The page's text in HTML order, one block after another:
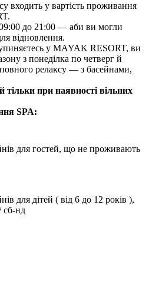
входить у вартість проживання
до 21:00 — аби ви могли
відновлення.
у MAYAK RESORT, ви
з понеділка по четверг й
релаксу — з басейнами,
при наявності вільних
SPA:
для гостей, що не проживають
для дітей ( від 6 до 12 років ),
сб-нд